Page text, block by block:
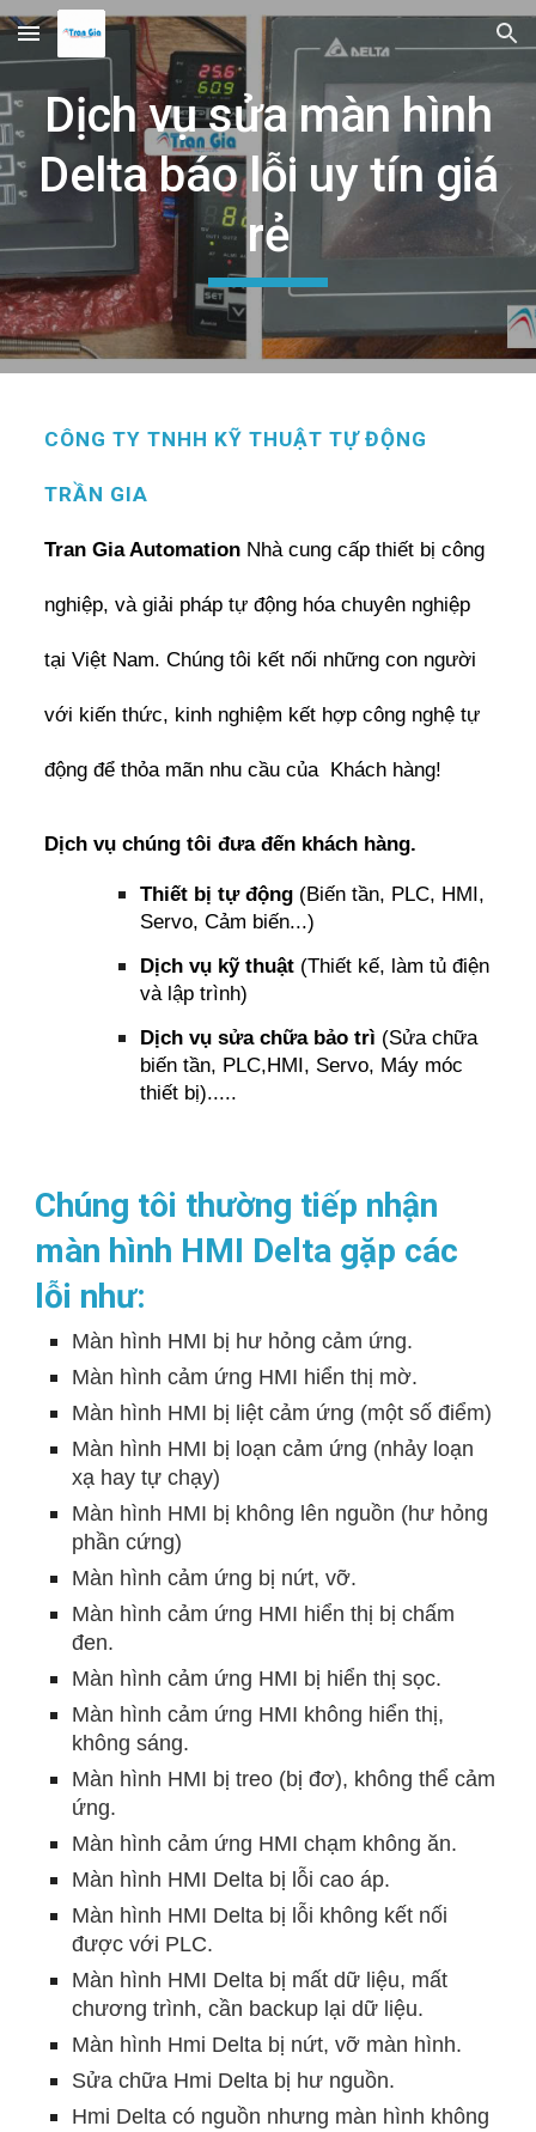
Skip to main content Skip to navigation
Dịch vụ sửa màn hình
Delta báo lỗi uy tín giá
rẻ
CÔNG TY TNHH KỸ THUẬT TỰ ĐỘNG
TRẦN GIA
Tran Gia Automation Nhà cung cấp thiết bị công
nghiệp, và giải pháp tự động hóa chuyên nghiệp
tại Việt Nam. Chúng tôi kết nối những con người
với kiến thức, kinh nghiệm kết hợp công nghệ tự
động để thỏa mãn nhu cầu của Khách hàng!
Dịch vụ chúng tôi đưa đến khách hàng.
Thiết bị tự động (Biến tần, PLC, HMI,
Servo, Cảm biến...)
Dịch vụ kỹ thuật (Thiết kế, làm tủ điện
và lập trình)
Dịch vụ sửa chữa bảo trì (Sửa chữa
biến tần, PLC,HMI, Servo, Máy móc
thiết bị).....
Chúng tôi thường tiếp nhận
màn hình HMI Delta gặp các
lỗi như:
Màn hình HMI bị hư hỏng cảm ứng.
Màn hình cảm ứng HMI hiển thị mờ.
Màn hình HMI bị liệt cảm ứng (một số điểm)
Màn hình HMI bị loạn cảm ứng (nhảy loạn
xạ hay tự chạy)
Màn hình HMI bị không lên nguồn (hư hỏng
phần cứng)
Màn hình cảm ứng bị nứt, vỡ.
Màn hình cảm ứng HMI hiển thị bị chấm
đen.
Màn hình cảm ứng HMI bị hiển thị sọc.
Màn hình cảm ứng HMI không hiển thị,
không sáng.
Màn hình HMI bị treo (bị đơ), không thể cảm
ứng.
Màn hình cảm ứng HMI chạm không ăn.
Màn hình HMI Delta bị lỗi cao áp.
Màn hình HMI Delta bị lỗi không kết nối
được với PLC.
Màn hình HMI Delta bị mất dữ liệu, mất
chương trình, cần backup lại dữ liệu.
Màn hình Hmi Delta bị nứt, vỡ màn hình.
Sửa chữa Hmi Delta bị hư nguồn.
Hmi Delta có nguồn nhưng màn hình không